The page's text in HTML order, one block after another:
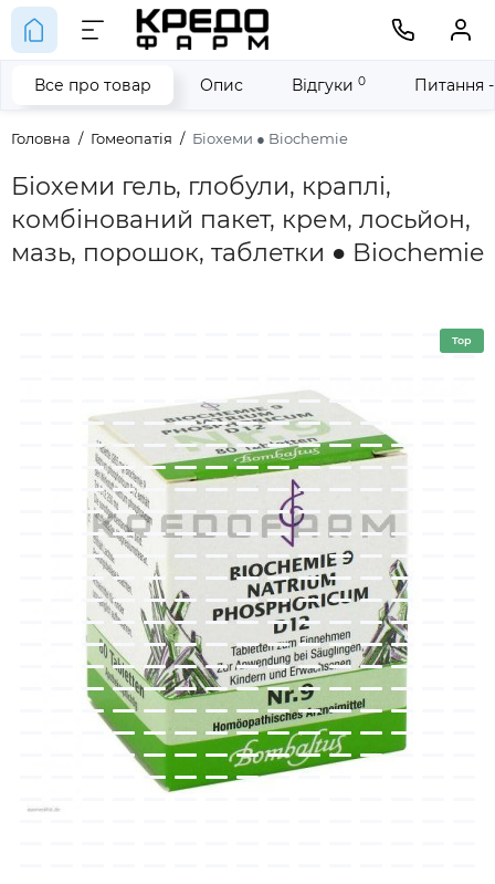
Головна Гомеопатія Біохеми ● Biochemie
Біохеми гель, глобули, краплі,
комбінований пакет, крем, лосьйон,
мазь, порошок, таблетки ● Biochemie
Все про товар Опис Відгуки 0 Питання
Top